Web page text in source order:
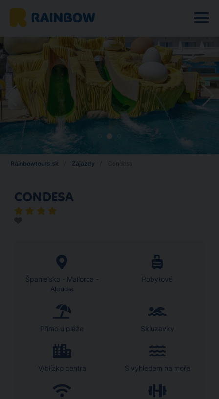
Rainbowtours.sk Zájazdy
CONDESA
Španielsko - Mallorca -
Alcudia
Pobytové
Přímo u pláže Skluzavky
V/blízko centra S výhledem na moře